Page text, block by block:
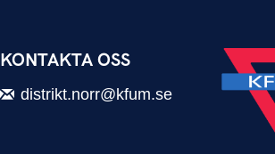
KONTAKTA OSS
distrikt.norr@kfum.se